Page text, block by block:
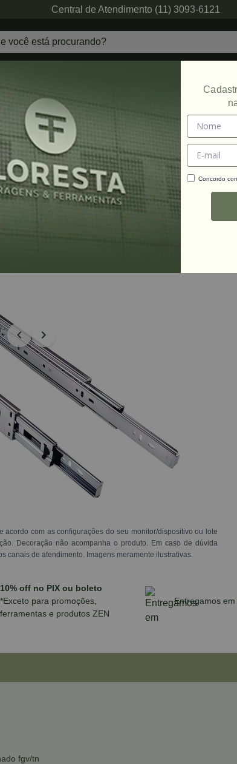
Central de Atendimento (11) 3093-6121
com as configurações do seu monitor/dispositivo ou lote
Decoração não acompanha o produto. Em caso de dúvida
canais de atendimento. Imagens meramente ilustrativas.
10% off no PIX ou boleto
*Exceto para promoções,
ferramentas e produtos ZEN
Entregamos em
fgv/tn
Concordo